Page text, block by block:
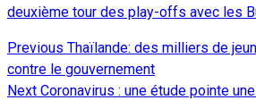
deuxième tour des play-offs avec les
Continue
Reading
Previous Thaïlande: des milliers de
contre le gouvernement
Next Coronavirus : une étude pointe